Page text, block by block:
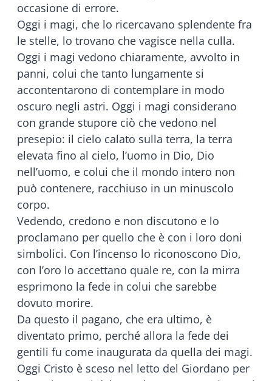
occasione di errore.
Oggi i magi, che lo ricercavano splendente fra
le stelle, lo trovano che vagisce nella culla.
Oggi i magi vedono chiaramente, avvolto in
panni, colui che tanto lungamente si
accontentarono di contemplare in modo
oscuro negli astri. Oggi i magi considerano
con grande stupore ciò che vedono nel
presepio: il cielo calato sulla terra, la terra
elevata fino al cielo, l’uomo in Dio, Dio
nell’uomo, e colui che il mondo intero non
può contenere, racchiuso in un minuscolo
corpo.
Vedendo, credono e non discutono e lo
proclamano per quello che è con i loro doni
simbolici. Con l’incenso lo riconoscono Dio,
con l’oro lo accettano quale re, con la mirra
esprimono la fede in colui che sarebbe
dovuto morire.
Da questo il pagano, che era ultimo, è
diventato primo, perché allora la fede dei
gentili fu come inaugurata da quella dei magi.
Oggi Cristo è sceso nel letto del Giordano per